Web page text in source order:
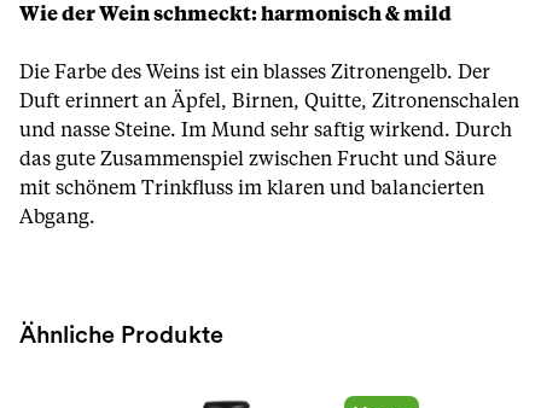
Wie der Wein schmeckt: harmonisch & mild
Die Farbe des Weins ist ein blasses Zitronengelb. Der
Duft erinnert an Äpfel, Birnen, Quitte, Zitronenschalen
und nasse Steine. Im Mund sehr saftig wirkend. Durch
das gute Zusammenspiel zwischen Frucht und Säure
mit schönem Trinkfluss im klaren und balancierten
Abgang.
Ähnliche Produkte